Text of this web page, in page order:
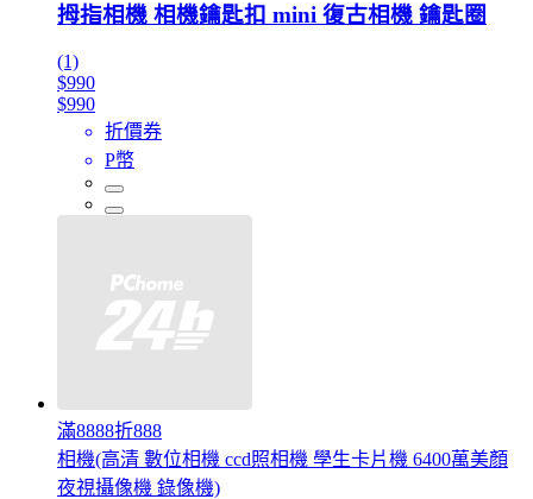
拇指相機 相機鑰匙扣 mini 復古相機 鑰匙圈
(1)
$990
$990
折價券
P幣
滿8888折888
相機(高清 數位相機 ccd照相機 學生卡片機 6400萬美顏
夜視攝像機 錄像機)